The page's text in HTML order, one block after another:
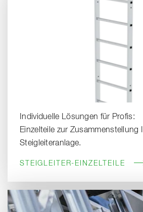
Individuelle Lösungen für Profis:
Einzelteile zur Zusammenstellung
Steigleiteranlage.
STEIGLEITER-EINZELTEILE